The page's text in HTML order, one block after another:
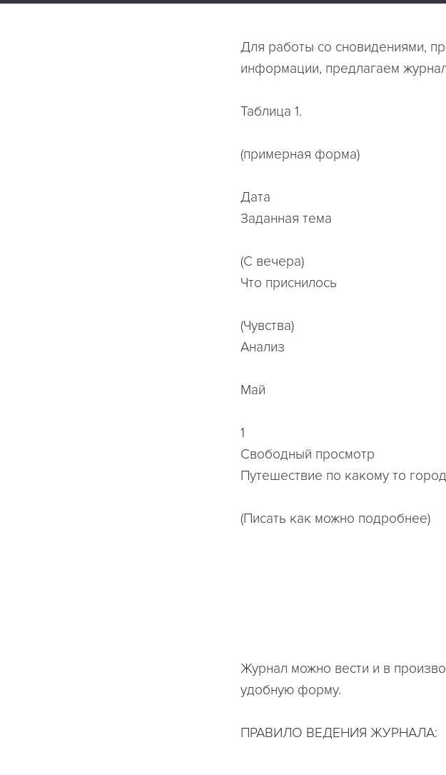
Для работы со сновидениями,
информации, предлагаем
Таблица 1.
(примерная форма)
Дата
Заданная тема
(С вечера)
Что приснилось
(Чувства)
Анализ
Май
1
Свободный просмотр
Путешествие по какому то
(Писать как можно подробнее)
Журнал можно вести и в
удобную форму.
ПРАВИЛО ВЕДЕНИЯ ЖУРНАЛА: